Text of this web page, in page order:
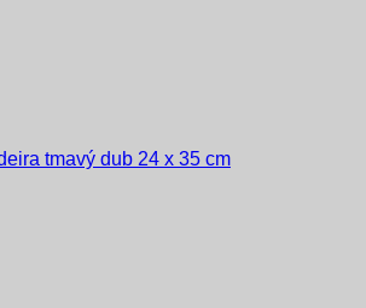
tmavý dub 24 x 35 cm